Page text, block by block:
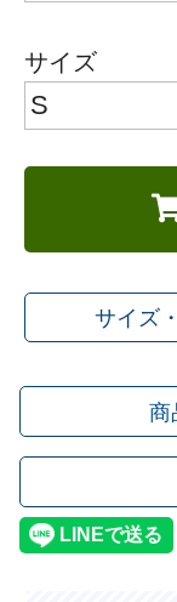
サイズ
サイズ
商